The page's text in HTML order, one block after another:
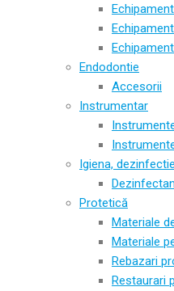
Endodontie
Accesorii
Instrumentar
Igiena,
Protetică
Materiale
Materiale
Rebazari
Restaurari